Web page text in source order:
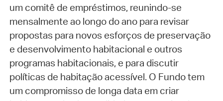
um comitê de empréstimos, reunindo-se
mensalmente ao longo do ano para revisar
propostas para novos esforços de preservação
e desenvolvimento habitacional e outros
programas habitacionais, e para discutir
políticas de habitação acessível. O Fundo tem
um compromisso de longa data em criar